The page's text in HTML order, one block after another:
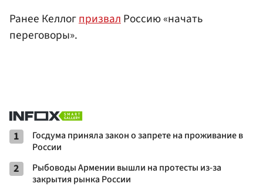
Ранее КеллогпризвалРоссию «начать
переговоры».
1
Госдума приняла закон о запрете на проживание в
России
2
Рыбоводы Армении вышли на протесты из-за
закрытия рынка России